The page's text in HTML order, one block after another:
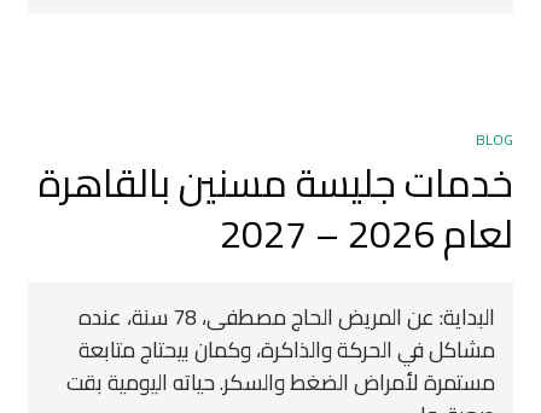
BLOG
خدمات جليسة مسنين بالقاهرة
لعام 2026 – 2027
البداية: عن المريض الحاج مصطفى، 78 سنة، عنده
مشاكل في الحركة والذاكرة، وكمان بيحتاج متابعة
مستمرة لأمراض الضغط والسكر. حياته اليومية بقت